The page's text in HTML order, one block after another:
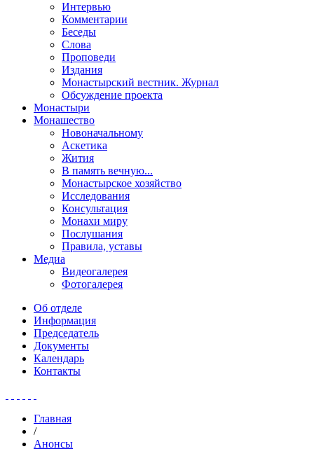
Интервью
Комментарии
Беседы
Слова
Проповеди
Издания
Монастырский вестник. Журнал
Обсуждение проекта
Монастыри
Монашество
Новоначальному
Аскетика
Жития
В память вечную...
Монастырское хозяйство
Исследования
Консультация
Монахи миру
Послушания
Правила, уставы
Медиа
Видеогалерея
Фотогалерея
Об отделе
Информация
Председатель
Документы
Календарь
Контакты
Главная
/
Анонсы